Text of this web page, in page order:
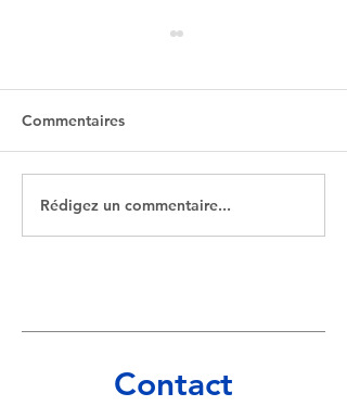
Octobre Rose Laives
2024
Commentaires
Rédigez un commentaire...
Contact